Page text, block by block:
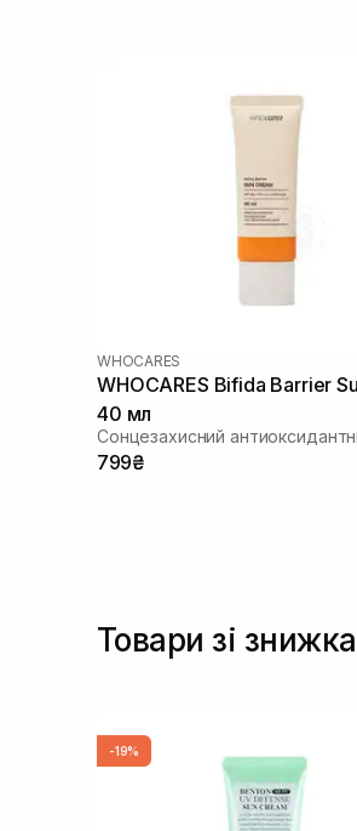
WHOCARES
WHOCARES Bifida Barrier
40 мл
Сонцезахисний
799₴
Товари зі
-19%